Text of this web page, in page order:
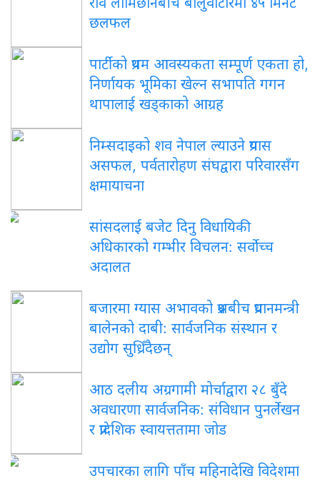
छलफल
पार्टीको प्रथम आवस्यकता सम्पूर्ण एकता हो,
निर्णायक भूमिका खेल्न सभापति गगन
थापालाई खड्काको आग्रह
निम्सदाइको शव नेपाल ल्याउने प्रयास
असफल, पर्वतारोहण संघद्वारा परिवारसँग
क्षमायाचना
सांसदलाई बजेट दिनु विधायिकी
अधिकारको गम्भीर विचलन: सर्वोच्च
अदालत
बजारमा ग्यास अभावको प्रश्नबीच प्रधानमन्त्री
बालेनको दाबी: सार्वजनिक संस्थान र
उद्योग सुध्रिँदैछन्
आठ दलीय अग्रगामी मोर्चाद्वारा २८ बुँदे
अवधारणा सार्वजनिक: संविधान पुनर्लेखन
र प्रादेशिक स्वायत्ततामा जोड
उपचारका लागि पाँच महिनादेखि विदेशमा